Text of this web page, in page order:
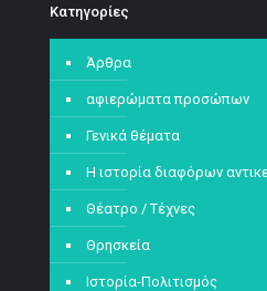
Kατηγορίες
Άρθρα
αφιερώματα προσώπων
Γενικά θέματα
Η ιστορία διαφόρων
Θέατρο / Τέχνες
Θρησκεία
Ιστορία-Πολιτισμός